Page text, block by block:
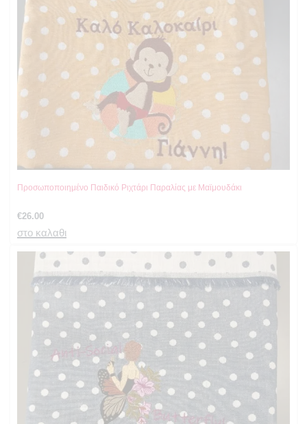
Προσωποποιημένο Παιδικό Ριχτάρι Παραλίας με Μαϊμουδάκι
€26.00
στο καλαθι